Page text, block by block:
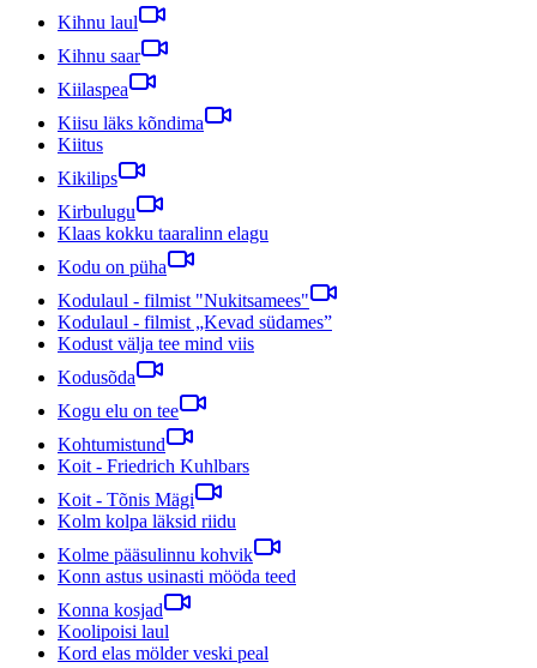
Kihnu laul
Kihnu saar
Kiilaspea
Kiisu läks kõndima
Kiitus
Kikilips
Kirbulugu
Klaas kokku taaralinn elagu
Kodu on püha
Kodulaul - filmist "Nukitsamees"
Kodulaul - filmist „Kevad südames”
Kodust välja tee mind viis
Kodusõda
Kogu elu on tee
Kohtumistund
Koit - Friedrich Kuhlbars
Koit - Tõnis Mägi
Kolm kolpa läksid riidu
Kolme pääsulinnu kohvik
Konn astus usinasti mööda teed
Konna kosjad
Koolipoisi laul
Kord elas mölder veski peal